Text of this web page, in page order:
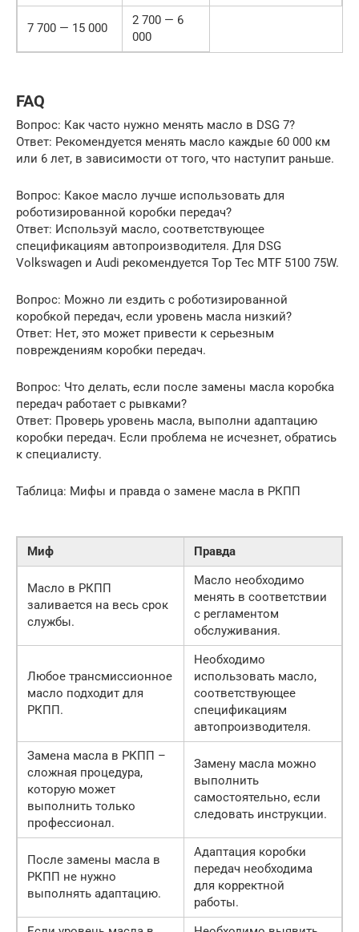
7 700 — 15 000
2 700 — 6
000
FAQ
Вопрос: Как часто нужно менять масло в DSG 7?
Ответ: Рекомендуется менять масло каждые 60 000 км
или 6 лет, в зависимости от того, что наступит раньше.
Вопрос: Какое масло лучше использовать для
роботизированной коробки передач?
Ответ: Используй масло, соответствующее
спецификациям автопроизводителя. Для DSG
Volkswagen и Audi рекомендуется Top Tec MTF 5100 75W.
Вопрос: Можно ли ездить с роботизированной
коробкой передач, если уровень масла низкий?
Ответ: Нет, это может привести к серьезным
повреждениям коробки передач.
Вопрос: Что делать, если после замены масла коробка
передач работает с рывками?
Ответ: Проверь уровень масла, выполни адаптацию
коробки передач. Если проблема не исчезнет, обратись
к специалисту.
Таблица: Мифы и правда о замене масла в РКПП
Миф Правда
Масло в РКПП
заливается на весь срок
службы.
Масло необходимо
менять в соответствии
с регламентом
обслуживания.
Любое трансмиссионное
масло подходит для
РКПП.
Необходимо
использовать масло,
соответствующее
спецификациям
автопроизводителя.
Замена масла в РКПП –
сложная процедура,
которую может
выполнить только
профессионал.
Замену масла можно
выполнить
самостоятельно, если
следовать инструкции.
После замены масла в
РКПП не нужно
выполнять адаптацию.
Адаптация коробки
передач необходима
для корректной
работы.